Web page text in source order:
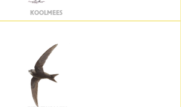
KOOLMEES